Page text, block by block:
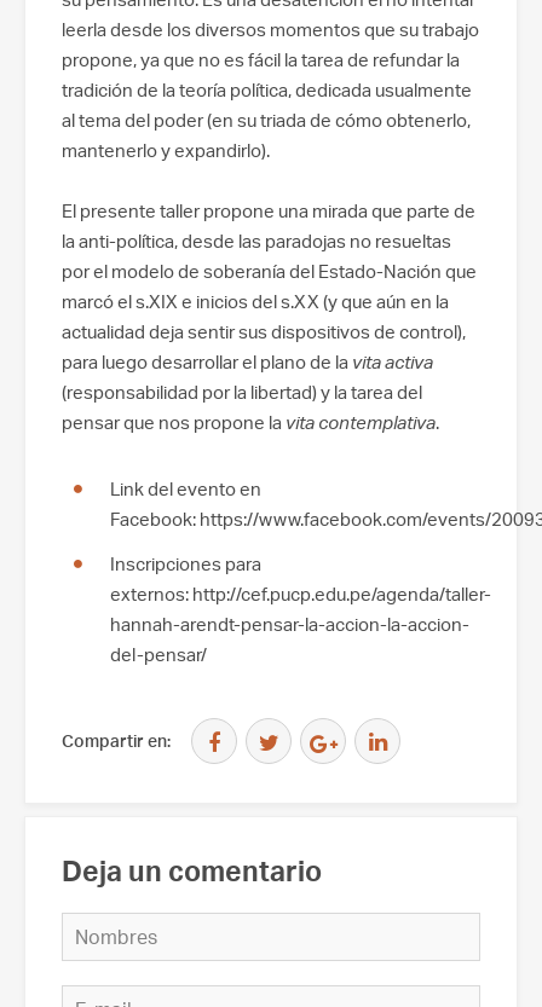
leerla desde los diversos momentos que su trabajo
propone, ya que no es fácil la tarea de refundar la
tradición de la teoría política, dedicada usualmente
al tema del poder (en su triada de cómo obtenerlo,
mantenerlo y expandirlo).
El presente taller propone una mirada que parte de
la anti-política, desde las paradojas no resueltas
por el modelo de soberanía del Estado-Nación que
marcó el s.XIX e inicios del s.XX (y que aún en la
actualidad deja sentir sus dispositivos de control),
para luego desarrollar el plano de la vita activa
(responsabilidad por la libertad) y la tarea del
pensar que nos propone la vita contemplativa.
Link del evento en
Facebook: https://www.facebook.com/events/
Inscripciones para
externos: http://cef.pucp.edu.pe/agenda/taller-
hannah-arendt-pensar-la-accion-la-accion-
del-pensar/
Compartir en:
Deja un comentario